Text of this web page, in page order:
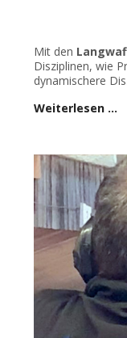
Mit den
Disziplinen, wie
dynamischere
Weiterlesen …